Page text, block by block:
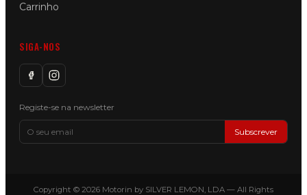
Carrinho
SIGA-NOS
Registe-se na newsletter
Subscrever
Copyright © 2026 Motorin by SILVER LEMON, LDA — All Rights